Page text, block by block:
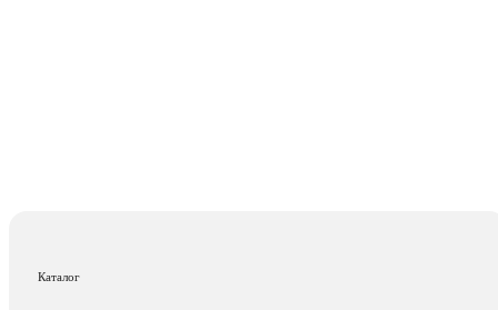
Каталог